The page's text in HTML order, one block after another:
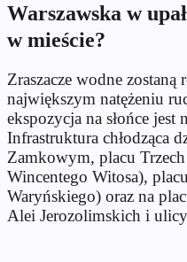
Warszawska w
w mieście?
Zraszacze wodne zostaną
największym natężeniu
ekspozycja na słońce jest
Infrastruktura chłodząca
Zamkowym, placu
Wincentego Witosa),
Waryńskiego) oraz na
Alei Jerozolimskich i